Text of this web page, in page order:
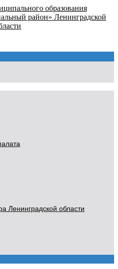
образования
район» Ленинградской
Ленинградской области